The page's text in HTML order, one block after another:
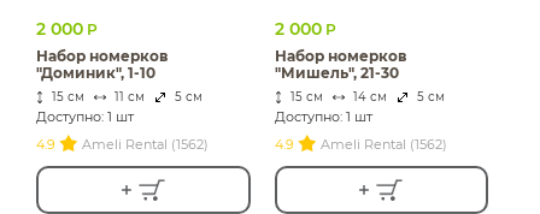
2 000 Р
Набор номерков
"Доминик", 1-10
15 см 11 см 5 см
Доступно: 1 шт
4.9
Ameli Rental (1562)
2 000 Р
Набор номерков
"Мишель", 21-30
15 см 14 см 5 см
Доступно: 1 шт
4.9
Ameli Rental (1562)